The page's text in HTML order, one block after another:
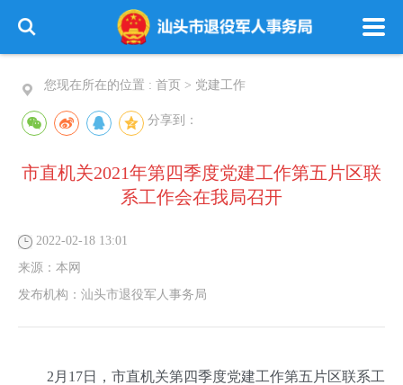
您现在所在的位置 : 首页 > 党建工作
分享到：
市直机关2021年第四季度党建工作第五片区联
系工作会在我局召开
2022-02-18 13:01
来源： 本网
发布机构： 汕头市退役军人事务局
2月17日，市直机关第四季度党建工作第五片区联系工